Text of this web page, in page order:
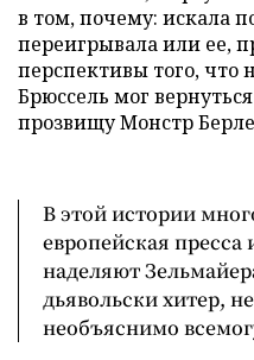
в том, почему: искала
переигрывала или ее,
перспективы того, что
Брюссель мог
прозвищу Монстр
В этой истории
европейская
наделяют
дьявольски хитер,
необъяснимо